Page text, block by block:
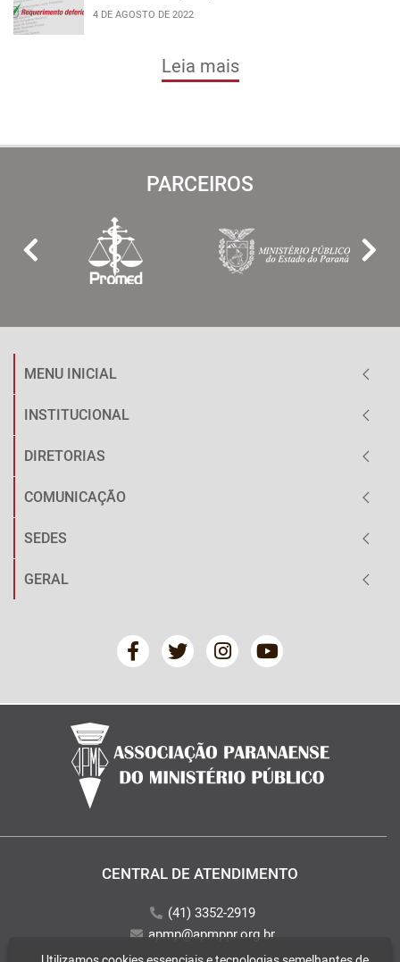
4 DE AGOSTO DE 2022
Leia mais
PARCEIROS
MENU INICIAL
INSTITUCIONAL
DIRETORIAS
COMUNICAÇÃO
SEDES
GERAL
CENTRAL DE ATENDIMENTO
(41) 3352-2919
apmp@apmppr.org.br